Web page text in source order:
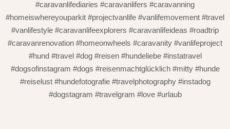
#caravanlifediaries #caravanlifers #caravanning
#homeiswhereyouparkit #projectvanlife #vanlifemovement #travel
#vanlifestyle #caravanlifeexplorers #caravanlifeideas #roadtrip
#caravanrenovation #homeonwheels #caravanity #vanlifeproject
#hund #travel #dog #reisen #hundeliebe #instatravel
#dogsofinstagram #dogs #reisenmachtglücklich #mitty #hunde
#reiselust #hundefotografie #travelphotography #instadog
#dogstagram #travelgram #love #urlaub